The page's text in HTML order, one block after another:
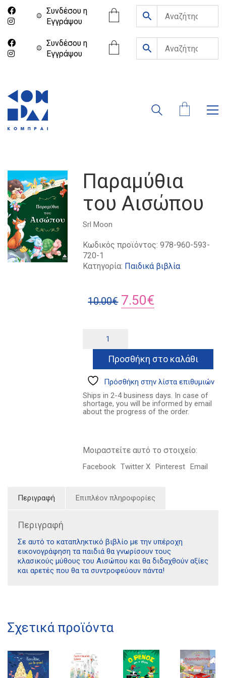
Συνδέσου η
Eγγράψου
Συνδέσου η
Eγγράψου
Παραμύθια
του Αισώπου
Srl Moon
Κωδικός προϊόντος:978-960-593-
720-1
Κατηγορία: Παιδικά βιβλία
10.00€ Original
10.00€.
7.50€
είναι:
7.50€.
Αισώπου
ποσότηταΠροσθήκη στο καλάθι
Πρόσθήκη στην λίστα επιθυμιών
Ships in 2-4 business days. In case of
shortage, you will be informed by email
about the progress of the order.
Μοιραστείτε αυτό το στοιχείο:
Facebook Twitter X Pinterest Email
Περιγραφή Επιπλέον πληροφορίες
Περιγραφή
Σε αυτό το καταπληκτικό βιβλίο με την υπέροχη
εικονογράφηση τα παιδιά θα γνωρίσουν τους
κλασικούς μύθους του Αισώπου και θα διδαχθούν αξίες
και αρετές που θα τα συντροφεύουν πάντα!
Σχετικά προϊόνταΔιδότου 34, Αθήνα 106 80
21 1750 8340